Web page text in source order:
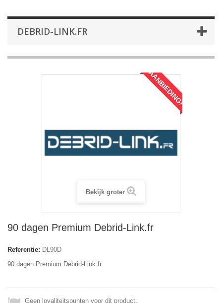
DEBRID-LINK.FR
AANBIEDING!
Bekijk groter
90 dagen Premium Debrid-Link.fr
Referentie: DL90D
90 dagen Premium Debrid-Link.fr
Geen loyaliteitspunten voor dit product.